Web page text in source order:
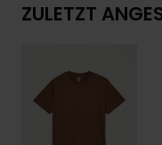
ZULETZT